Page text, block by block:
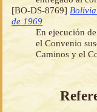
[BO-DS-8769]
de 1969
En ejecución
el Convenio
Caminos y el